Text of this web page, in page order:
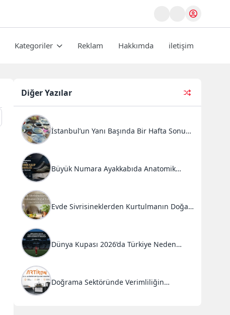
Kategoriler Reklam Hakkımda iletişim
Diğer Yazılar
İstanbul’un Yanı Başında Bir Hafta Sonu
Büyük Numara Ayakkabıda Anatomik
Evde Sivrisineklerden Kurtulmanın Doğal
Dünya Kupası 2026’da Türkiye Neden
Doğrama Sektöründe Verimliliğin